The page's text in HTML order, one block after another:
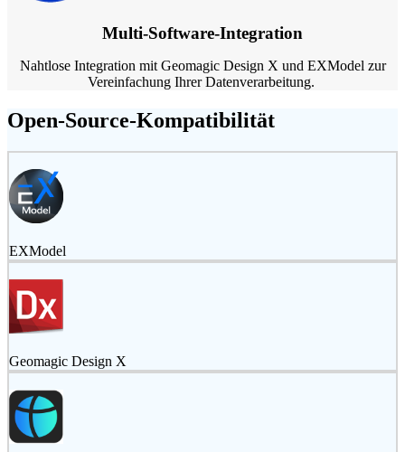
Multi-Software-Integration
Nahtlose Integration mit Geomagic Design X und EXModel zur
Vereinfachung Ihrer Datenverarbeitung.
Open-Source-Kompatibilität
EXModel
Geomagic Design X